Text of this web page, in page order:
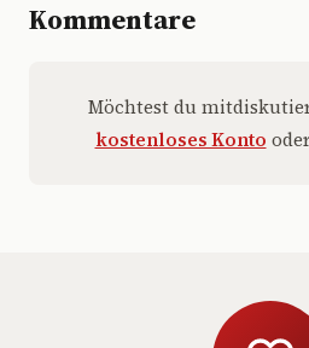
Kommentare
Möchtest du
kostenloses Konto